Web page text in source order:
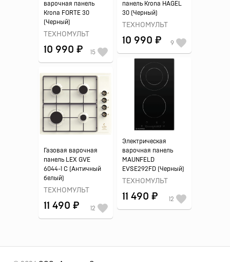
варочная панель
Krona FORTE 30
(Черный)
ТЕХНОМУЛЬТ
10 990 ₽ 15
панель Krona HAGEL
30 (Черный)
ТЕХНОМУЛЬТ
10 990 ₽ 9
Электрическая
варочная панель
MAUNFELD
EVSE292FD (Черный)
ТЕХНОМУЛЬТ
11 490 ₽ 12
Газовая варочная
панель LEX GVE
6044-1 C (Античный
белый)
ТЕХНОМУЛЬТ
11 490 ₽ 12